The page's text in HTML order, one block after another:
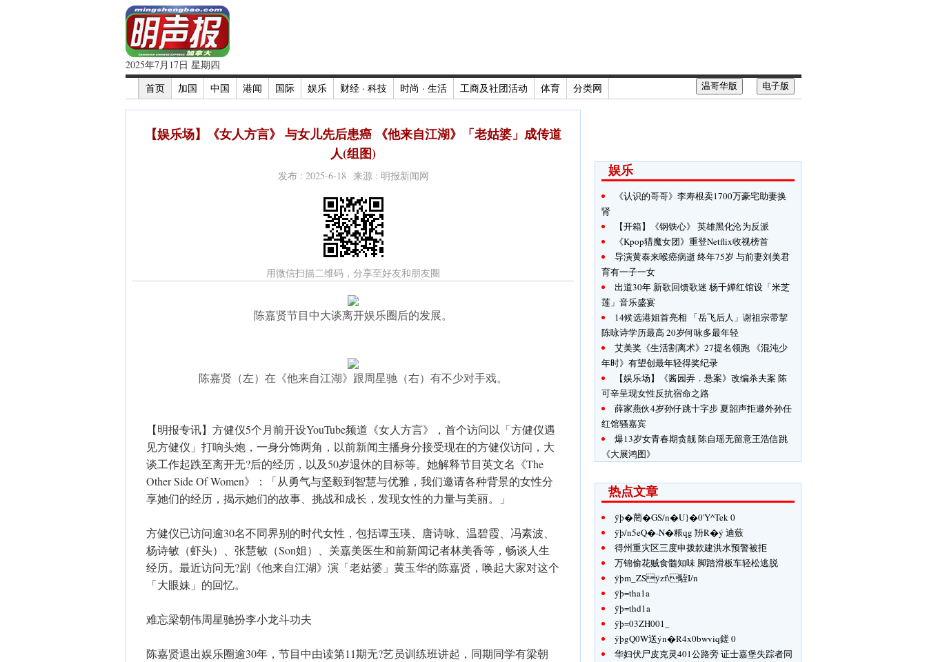
2025年7月17日 星期四
首页
加国 中国 港闻 国际 娱乐 财经 · 科技 时尚 · 生活 工商及社团活动 体育 分类网 电子版
温哥华版
【娱乐场】《女人方言》 与女儿先后患癌 《他来自江湖》「老姑婆」成传道
人(组图)
发布 : 2025-6-18 来源 : 明报新闻网
用微信扫描二维码，分享至好友和朋友圈
陈嘉贤节目中大谈离开娱乐圈后的发展。
陈嘉贤（左）在《他来自江湖》跟周星驰（右）有不少对手戏。
【明报专讯】方健仪5个月前开设YouTube频道《女人方言》，首个访问以「方健仪遇
见方健仪」打响头炮，一身分饰两角，以前新闻主播身分接受现在的方健仪访问，大
谈工作起跌至离开无?后的经历，以及50岁退休的目标等。她解释节目英文名《The
Other Side Of Women》：「从勇气与坚毅到智慧与优雅，我们邀请各种背景的女性分
享她们的经历，揭示她们的故事、挑战和成长，发现女性的力量与美丽。」
方健仪已访问逾30名不同界别的时代女性，包括谭玉瑛、唐诗咏、温碧霞、冯素波、
杨诗敏（虾头）、张慧敏（Son姐）、关嘉美医生和前新闻记者林美香等，畅谈人生
经历。最近访问无?剧《他来自江湖》演「老姑婆」黄玉华的陈嘉贤，唤起大家对这个
「大眼妹」的回忆。
难忘梁朝伟周星驰扮李小龙斗功夫
陈嘉贤退出娱乐圈逾30年，节目中由读第11期无?艺员训练班讲起，同期同学有梁朝
娱乐
《认识的哥哥》李寿根卖1700万豪宅助妻换
肾
【开箱】《钢铁心》 英雄黑化沦为反派
《Kpop猎魔女团》重登Netflix收视榜首
导演黄泰来喉癌病逝 终年75岁 与前妻刘美君
育有一子一女
出道30年 新歌回馈歌迷 杨千嬅红馆设「米芝
莲」音乐盛宴
14候选港姐首亮相 「岳飞后人」谢祖宗带挈
陈咏诗学历最高 20岁何咏多最年轻
艾美奖《生活割离术》27提名领跑 《混沌少
年时》有望创最年轻得奖纪录
【娱乐场】《酱园弄．悬案》改编杀夫案 陈
可辛呈现女性反抗宿命之路
薛家燕伙4岁孙仔跳十字步 夏韶声拒邀外孙任
红馆骚嘉宾
爆13岁女青春期贪靓 陈自瑶无留意王浩信跳
《大展鸿图》
热点文章
ÿþ�菵�GS/n�U}� 0'Y^ Tek 0
ÿþ/n5eQ�-N�粻qg 羒R�ý 迪薂
得州重灾区三度申拨款建洪水预警被拒
万锦偷花贼食髓知味 脚踏滑板车轻松逃脱
ÿþm_ZSÿzf\駤I/n
ÿþ=tha1a
ÿþ=thd1a
ÿþ=03ZH001_
ÿþgQ0W送ýn�R4x 0bwviq鎈 0
华妇伏尸皮克灵401公路旁 证士嘉堡失踪者同